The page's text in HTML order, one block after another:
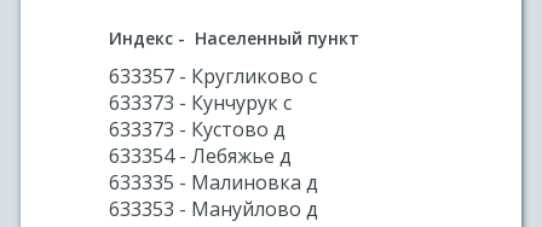
Индекс - Населенный пункт
633357 - Кругликово с
633373 - Кунчурук с
633373 - Кустово д
633354 - Лебяжье д
633335 - Малиновка д
633353 - Мануйлово д